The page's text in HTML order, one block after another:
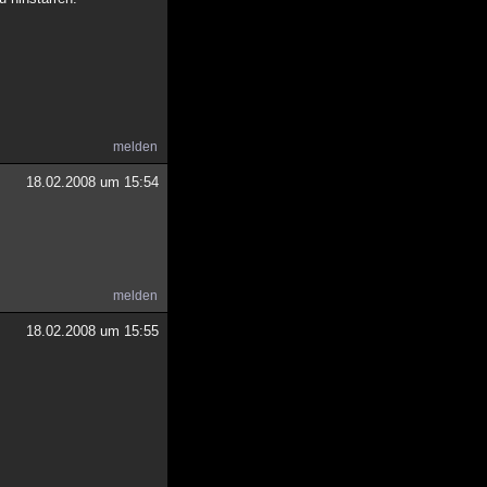
melden
18.02.2008 um 15:54
melden
18.02.2008 um 15:55